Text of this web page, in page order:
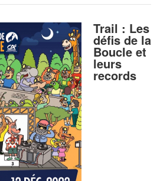
Trail : Les
défis de la
Boucle et
leurs
records